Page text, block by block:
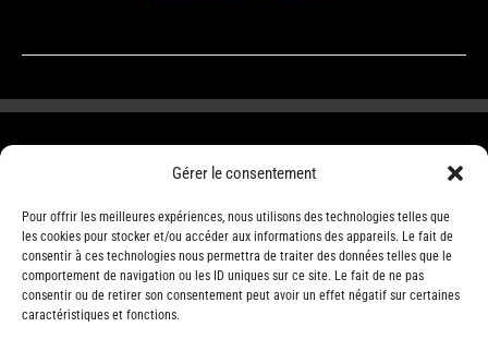
Gérer le consentement
Pour offrir les meilleures expériences, nous utilisons des technologies telles que
les cookies pour stocker et/ou accéder aux informations des appareils. Le fait de
consentir à ces technologies nous permettra de traiter des données telles que le
comportement de navigation ou les ID uniques sur ce site. Le fait de ne pas
consentir ou de retirer son consentement peut avoir un effet négatif sur certaines
caractéristiques et fonctions.